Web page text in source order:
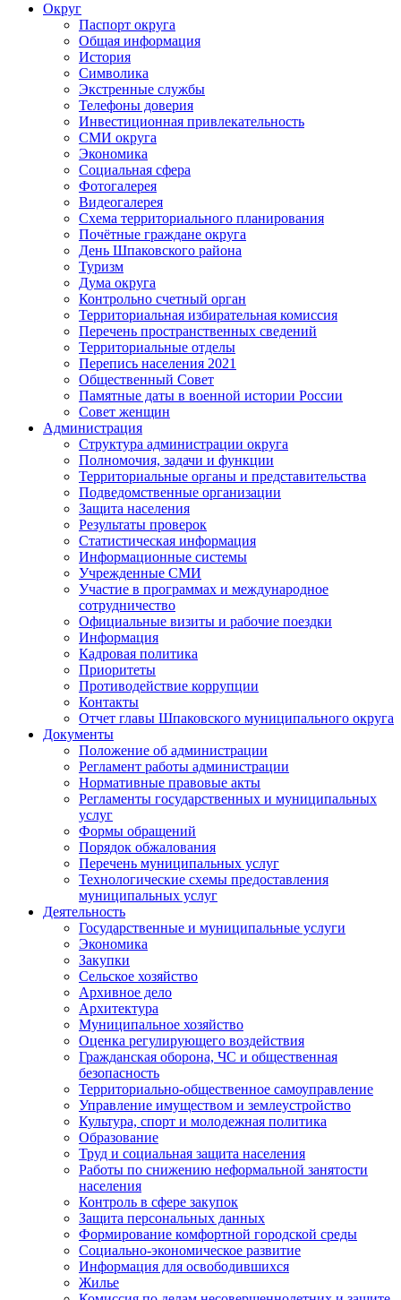
Округ
Паспорт округа
Общая информация
История
Символика
Экстренные службы
Телефоны доверия
Инвестиционная привлекательность
СМИ округа
Экономика
Социальная сфера
Фотогалерея
Видеогалерея
Схема территориального планирования
Почётные граждане округа
День Шпаковского района
Туризм
Дума округа
Контрольно счетный орган
Территориальная избирательная комиссия
Перечень пространственных сведений
Территориальные отделы
Перепись населения 2021
Общественный Совет
Памятные даты в военной истории России
Совет женщин
Администрация
Структура администрации округа
Полномочия, задачи и функции
Территориальные органы и представительства
Подведомственные организации
Защита населения
Результаты проверок
Статистическая информация
Информационные системы
Учрежденные СМИ
Участие в программах и международное
сотрудничество
Официальные визиты и рабочие поездки
Информация
Кадровая политика
Приоритеты
Противодействие коррупции
Контакты
Отчет главы Шпаковского муниципального округа
Документы
Положение об администрации
Регламент работы администрации
Нормативные правовые акты
Регламенты государственных и муниципальных
услуг
Формы обращений
Порядок обжалования
Перечень муниципальных услуг
Технологические схемы предоставления
муниципальных услуг
Деятельность
Государственные и муниципальные услуги
Экономика
Закупки
Сельское хозяйство
Архивное дело
Архитектура
Муниципальное хозяйство
Оценка регулирующего воздействия
Гражданская оборона, ЧС и общественная
безопасность
Территориально-общественное самоуправление
Управление имуществом и землеустройство
Культура, спорт и молодежная политика
Образование
Труд и социальная защита населения
Работы по снижению неформальной занятости
населения
Контроль в сфере закупок
Защита персональных данных
Формирование комфортной городской среды
Социально-экономическое развитие
Информация для освободившихся
Жилье